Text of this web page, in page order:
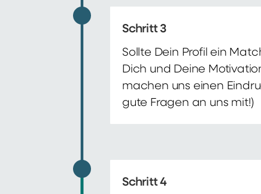
Schritt 3
Sollte Dein Profil ein
Dich und Deine
machen uns einen
gute Fragen an uns mit!)
Schritt 4